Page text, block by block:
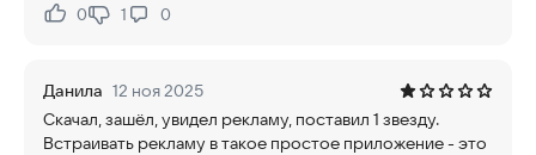
Нравится:
0Не нравится:
1 0
Данила 12 ноя 2025
Скачал, зашёл, увидел рекламу, поставил 1 звезду.
Встраивать рекламу в такое простое приложение - это